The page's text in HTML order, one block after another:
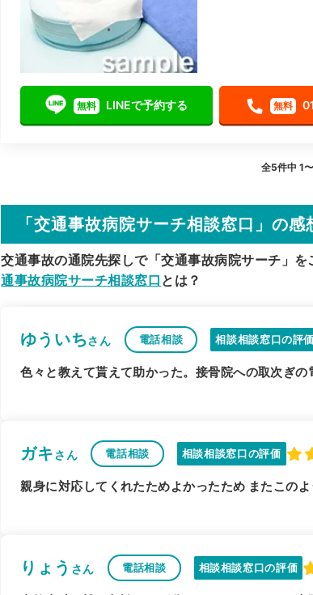
無料 LINEで予約する 無料
全5件中 1
「交通事故病院サーチ相談窓口」の感
交通事故の通院先探しで「交通事故病院サーチ」
通事故病院サーチ相談窓口 とは？
ゆういちさん 電話相談 相談相談窓口の評価
色々と教えて貰えて助かった。接骨院への取次ぎの
ガキさん 電話相談 相談相談窓口の評価
親身に対応してくれたためよかったため またこの
りょう さん 電話相談 相談相談窓口の評価